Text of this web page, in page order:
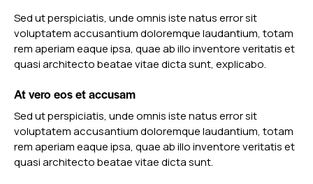
Sed ut perspiciatis, unde omnis iste natus error sit
voluptatem accusantium doloremque laudantium, totam
rem aperiam eaque ipsa, quae ab illo inventore veritatis et
quasi architecto beatae vitae dicta sunt, explicabo.
At vero eos et accusam
Sed ut perspiciatis, unde omnis iste natus error sit
voluptatem accusantium doloremque laudantium, totam
rem aperiam eaque ipsa, quae ab illo inventore veritatis et
quasi architecto beatae vitae dicta sunt.